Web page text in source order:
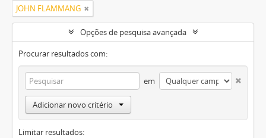
JOHN FLAMMANG
Opções de pesquisa avançada
Procurar resultados com:
em
Adicionar novo critério
Limitar resultados: